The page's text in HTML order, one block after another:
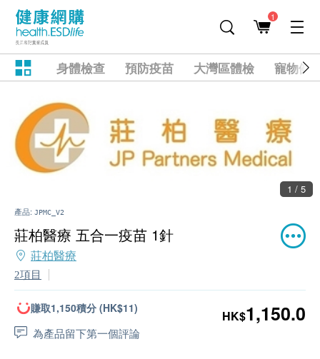
1
身體檢查 預防疫苗 大灣區體檢 寵物健
1 / 5
產品: JPMC_V2
莊柏醫療 五合一疫苗 1針
莊柏醫療
2項目
賺取1,150積分 (HK$11)
為產品留下第一個評論
HK$1,150.0